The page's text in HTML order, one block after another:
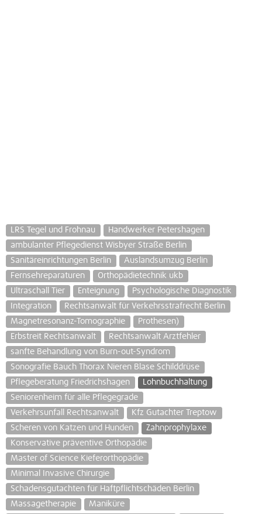
LRS Tegel und Frohnau
Handwerker Petershagen
ambulanter Pflegedienst Wisbyer Straße Berlin
Sanitäreinrichtungen Berlin
Auslandsumzug Berlin
Fernsehreparaturen
Orthopädietechnik ukb
Ultraschall Tier
Enteignung
Psychologische Diagnostik
Integration
Rechtsanwalt für Verkehrsstrafrecht Berlin
Magnetresonanz-Tomographie
Prothesen)
Erbstreit Rechtsanwalt
Rechtsanwalt Arztfehler
sanfte Behandlung von Burn-out-Syndrom
Sonografie Bauch Thorax Nieren Blase Schilddrüse
Pflegeberatung Friedrichshagen
Lohnbuchhaltung
Seniorenheim für alle Pflegegrade
Verkehrsunfall Rechtsanwalt
Kfz Gutachter Treptow
Scheren von Katzen und Hunden
Zahnprophylaxe
Konservative präventive Orthopädie
Master of Science Kieferorthopädie
Minimal Invasive Chirurgie
Schadensgutachten für Haftpflichtschäden Berlin
Massagetherapie
Maniküre